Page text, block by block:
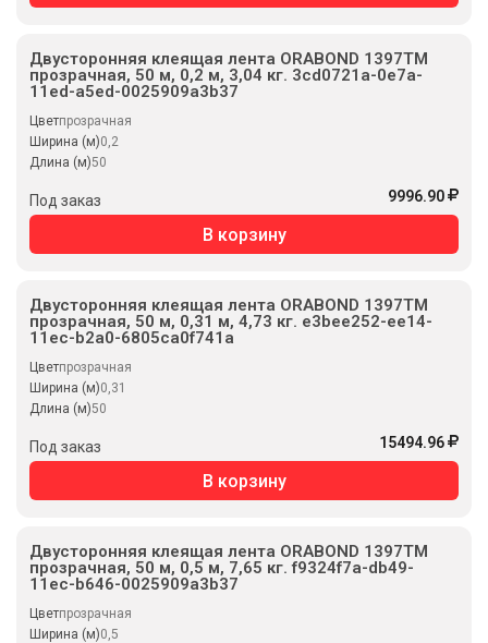
Двусторонняя клеящая лента ORABOND 1397TM
прозрачная, 50 м, 0,2 м, 3,04 кг. 3cd0721a-0e7a-
11ed-a5ed-0025909a3b37
Цветпрозрачная
Ширина (м)0,2
Длина (м)50
Под заказ 9996.90
В корзину
Двусторонняя клеящая лента ORABOND 1397TM
прозрачная, 50 м, 0,31 м, 4,73 кг. e3bee252-ee14-
11ec-b2a0-6805ca0f741a
Цветпрозрачная
Ширина (м)0,31
Длина (м)50
Под заказ 15494.96
В корзину
Двусторонняя клеящая лента ORABOND 1397TM
прозрачная, 50 м, 0,5 м, 7,65 кг. f9324f7a-db49-
11ec-b646-0025909a3b37
Цветпрозрачная
Ширина (м)0,5